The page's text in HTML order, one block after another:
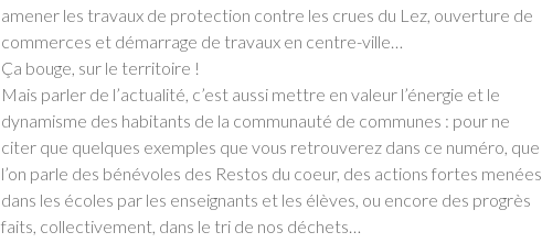
amener les travaux de protection contre les crues du Lez, ouverture de
commerces et démarrage de travaux en centre-ville…
Ça bouge, sur le territoire !
Mais parler de l’actualité, c’est aussi mettre en valeur l’énergie et le
dynamisme des habitants de la communauté de communes : pour ne
citer que quelques exemples que vous retrouverez dans ce numéro, que
l’on parle des bénévoles des Restos du coeur, des actions fortes menées
dans les écoles par les enseignants et les élèves, ou encore des progrès
faits, collectivement, dans le tri de nos déchets…